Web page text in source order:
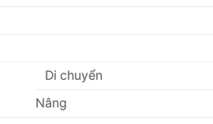
Di chuyển
Nâng